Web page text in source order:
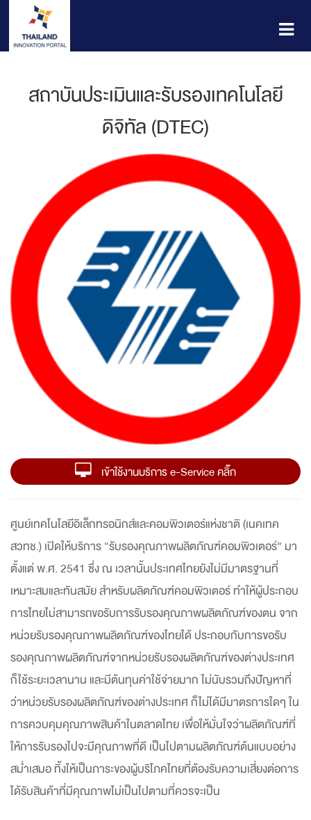
สถาบันประเมินและรับรองเทคโนโลยี
ดิจิทัล (DTEC)
เข้าใช้งานบริการ e-Service คลิ๊ก
ศูนย์เทคโนโลยีอิเล็กทรอนิกส์และคอมพิวเตอร์แห่งชาติ (เนคเทค
สวทช.) เปิดให้บริการ “รับรองคุณภาพผลิตภัณฑ์คอมพิวเตอร์” มา
ตั้งแต่ พ.ศ. 2541 ซึ่ง ณ เวลานั้นประเทศไทยยังไม่มีมาตรฐานที่
เหมาะสมและทันสมัย สำหรับผลิตภัณฑ์คอมพิวเตอร์ ทำให้ผู้ประกอบ
การไทยไม่สามารถขอรับการรับรองคุณภาพผลิตภัณฑ์ของตน จาก
หน่วยรับรองคุณภาพผลิตภัณฑ์ของไทยได้ ประกอบกับการขอรับ
รองคุณภาพผลิตภัณฑ์จากหน่วยรับรองผลิตภัณฑ์ของต่างประเทศ
ก็ใช้ระยะเวลานาน และมีต้นทุนค่าใช้จ่ายมาก ไม่นับรวมถึงปัญหาที่
ว่าหน่วยรับรองผลิตภัณฑ์ของต่างประเทศ ก็ไม่ได้มีมาตรการใดๆ ใน
การควบคุมคุณภาพสินค้าในตลาดไทย เพื่อให้มั่นใจว่าผลิตภัณฑ์ที่
ให้การรับรองไปจะมีคุณภาพที่ดี เป็นไปตามผลิตภัณฑ์ต้นแบบอย่าง
สม่ำเสมอ ทิ้งให้เป็นภาระของผู้บริโภคไทยที่ต้องรับความเสี่ยงต่อการ
ได้รับสินค้าที่มีคุณภาพไม่เป็นไปตามที่ควรจะเป็น